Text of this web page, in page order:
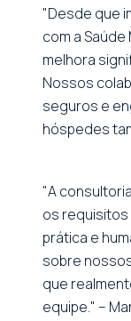
"Desde que
com a
melhora
Nossos
seguros e
hóspedes
"A
os requisitos
prática e
sobre
que
equipe." –